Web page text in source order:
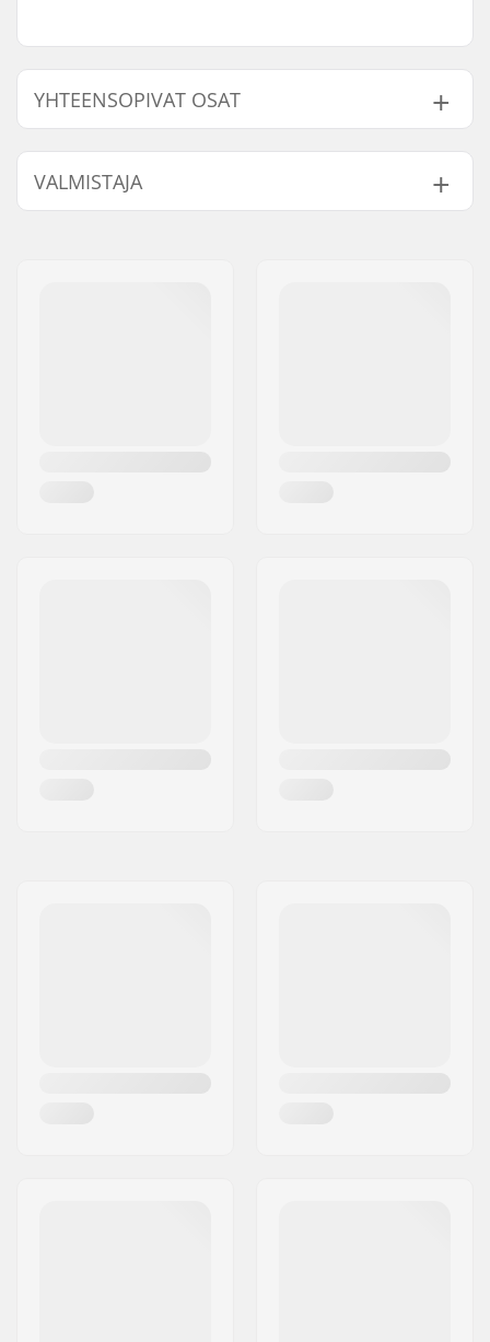
YHTEENSOPIVAT OSAT
Etsi yhteensopivia tuotteita Rottefella Xcelerator
Junior Luistelusukset Siteet:
VALMISTAJA